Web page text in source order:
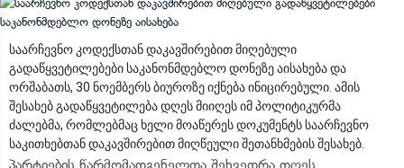
საარჩევნო კოდექსთან დაკავშირებით მიღებული
გადაწყვეტილებები საკანონმდებლო დონეზე აისახება და
ორშაბათს, 30 ნოემბერს ბიუროზე იქნება ინიცირებული. ამის
შესახებ გადაწყვეტილება დღეს მიიღეს იმ პოლიტიკურმა
ძალებმა, რომლებმაც ხელი მოაწერეს დოკუმენტს საარჩევნო
საკითხებთან დაკავშირებით მიღწეული შეთანხმების შესახებ.